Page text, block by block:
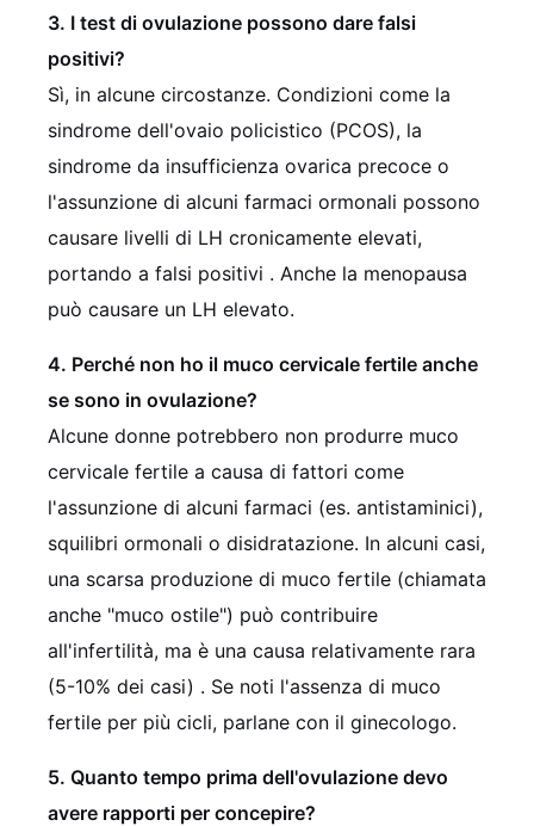
3. I test di ovulazione possono dare falsi
positivi?
Sì, in alcune circostanze. Condizioni come la
sindrome dell'ovaio policistico (PCOS), la
sindrome da insufficienza ovarica precoce o
l'assunzione di alcuni farmaci ormonali possono
causare livelli di LH cronicamente elevati,
portando a falsi positivi . Anche la menopausa
può causare un LH elevato.
4. Perché non ho il muco cervicale fertile anche
se sono in ovulazione?
Alcune donne potrebbero non produrre muco
cervicale fertile a causa di fattori come
l'assunzione di alcuni farmaci (es. antistaminici),
squilibri ormonali o disidratazione. In alcuni casi,
una scarsa produzione di muco fertile (chiamata
anche "muco ostile") può contribuire
all'infertilità, ma è una causa relativamente rara
(5-10% dei casi) . Se noti l'assenza di muco
fertile per più cicli, parlane con il ginecologo.
5. Quanto tempo prima dell'ovulazione devo
avere rapporti per concepire?